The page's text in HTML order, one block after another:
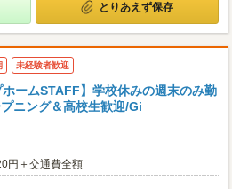
とりあえず保存
未経験者歓迎
ホームSTAFF】学校休みの週末のみ勤
ニング＆高校生歓迎/Gi
円＋交通費全額